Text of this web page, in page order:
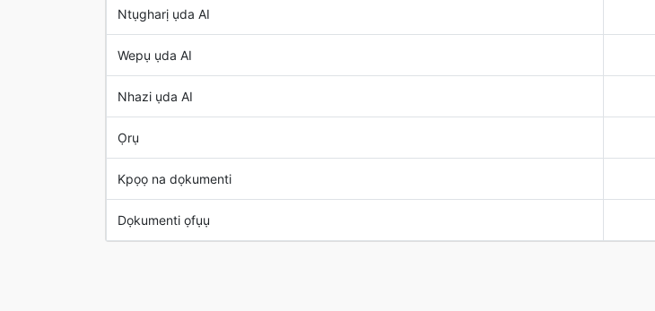
Ntụgharị ụda AI
Wepụ ụda AI
Nhazi ụda AI
Ọrụ
Kpọọ na dọkumenti
Dọkumenti ọfụụ